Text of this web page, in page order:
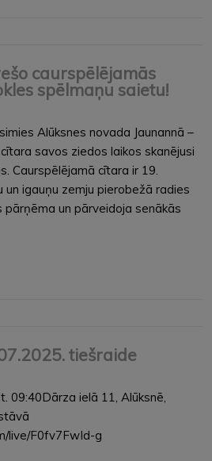
caurspēlējamās
spēlmaņu saietu!
Alūksnes novada Jaunannā –
savos ziedos laikos skanējusi
Caurspēlējamā cītara ir 19.
igauņu zemju pierobežā radies
pārņēma un pārveidoja senākās
tiešraide
09:40Dārza ielā 11, Alūksnē,
live/F0fv7FwId-g